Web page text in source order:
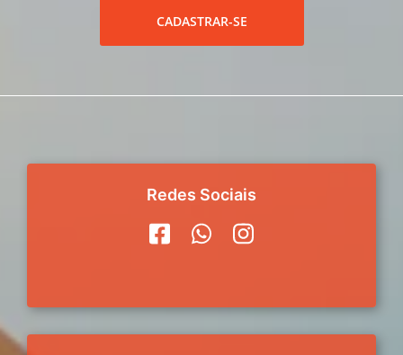
CADASTRAR-SE
Redes Sociais